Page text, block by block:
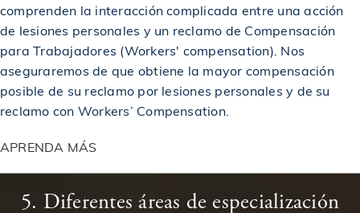
comprenden la interacción complicada entre una acción
de lesiones personales y un reclamo de Compensación
para Trabajadores (Workers' compensation). Nos
aseguraremos de que obtiene la mayor compensación
posible de su reclamo por lesiones personales y de su
reclamo con Workers’ Compensation.
APRENDA MÁS
5. Diferentes áreas de especialización
$1,000,000 Acuerdo en caso de accidente por resbalón y caída
$1,000,000 Premiado en un accidente de construcción
$1,000,000
$1,000,000 Otorgado en un accidente de coche